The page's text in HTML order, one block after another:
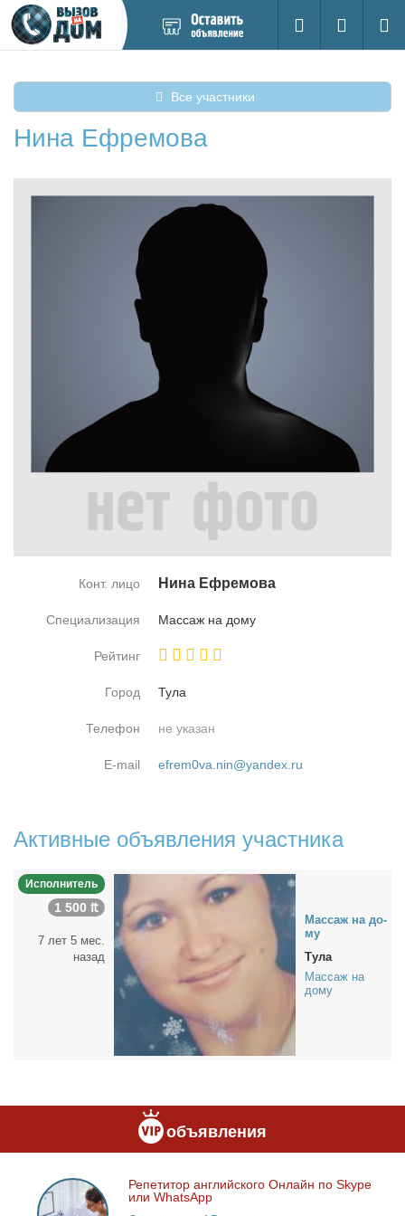
новое
Поиск
Вход на
Все участники
Нина Ефремова
Конт. лицо Ни­на Еф­ре­мо­ва
Специализация Мас­саж на до­му
Рейтинг
Город Ту­ла
Телефон не указан
E-mail efrem0va.nin@yandex.ru
Активные объявления участника
Исполнитель
1 500 ₶
7 лет 5 мес.
назад
Мас­саж на до­
му
Тула
Массаж на
дому
объявления
Репетитор
английского
Ре­пе­ти­тор ан­глий­ско­го Он­лайн по Skype
или WhatsApp